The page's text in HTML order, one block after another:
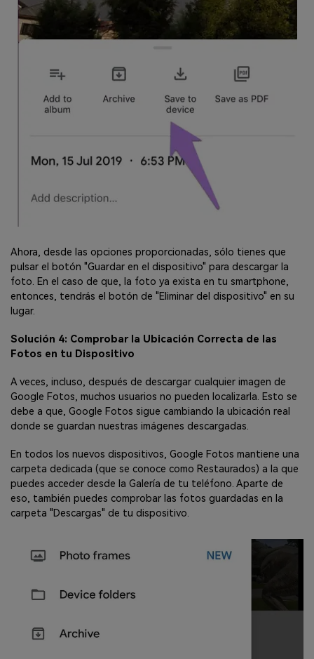
Ahora, desde las opciones proporcionadas, sólo tienes que
pulsar el botón "Guardar en el dispositivo" para descargar la
foto. En el caso de que, la foto ya exista en tu smartphone,
entonces, tendrás el botón de "Eliminar del dispositivo" en su
lugar.
Solución 4: Comprobar la Ubicación Correcta de las
Fotos en tu Dispositivo
A veces, incluso, después de descargar cualquier imagen de
Google Fotos, muchos usuarios no pueden localizarla. Esto se
debe a que, Google Fotos sigue cambiando la ubicación real
donde se guardan nuestras imágenes descargadas.
En todos los nuevos dispositivos, Google Fotos mantiene una
carpeta dedicada (que se conoce como Restaurados) a la que
puedes acceder desde la Galería de tu teléfono. Aparte de
eso, también puedes comprobar las fotos guardadas en la
carpeta "Descargas" de tu dispositivo.